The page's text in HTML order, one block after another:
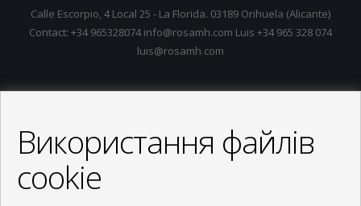
Calle Escorpio, 4 Local 25 - La Florida. 03189 Orihuela (Alicante)
Contact: +34 965328074 info@rosamh.com Luis +34 965 328 074
luis@rosamh.com
Використання файлів
cookie